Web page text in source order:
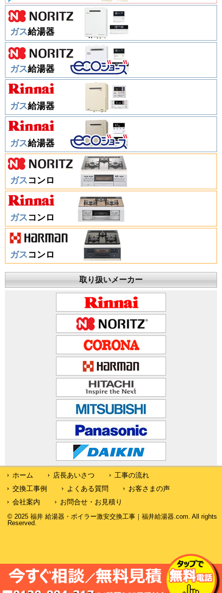
ガス給湯器
ガス給湯器
ガス給湯器
ガス給湯器
ガス コンロ
ガス コンロ
ガス コンロ
取り扱いメーカー
ホーム 店長あいさつ
工事の流れ
交換工事例
よくある質問
お客さまの声
会社案内
お問合せ・お見積り
© 2025 福井 給湯器・ボイラー激安交換工事｜福井給湯器.com. All rights
Reserved.